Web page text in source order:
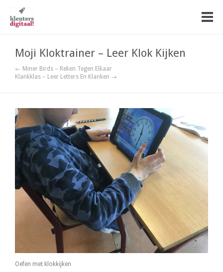
Moji Kloktrainer – Leer Klok Kijken
← Miner Birds – Reken Tegen Elkaar
Klankklas – Leer Letters En Klanken →
Oefen met klokkijken